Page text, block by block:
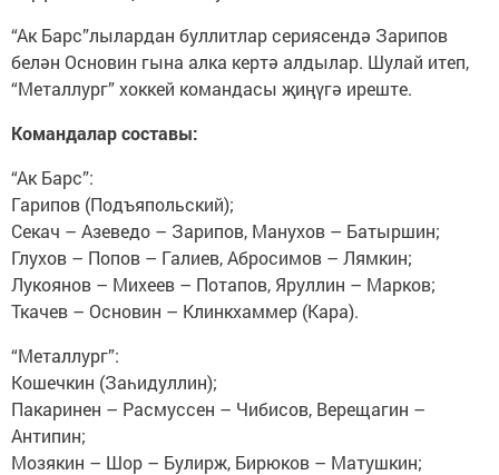
“Ак Барс”лылардан буллитлар сериясендә Зарипов
белән Основин гына алка кертә алдылар. Шулай итеп,
“Металлург” хоккей командасы җиңүгә иреште.
Командалар составы:
“Ак Барс”:
Гарипов (Подъяпольский);
Секач – Азеведо – Зарипов, Манухов – Батыршин;
Глухов – Попов – Галиев, Абросимов – Лямкин;
Лукоянов – Михеев – Потапов, Яруллин – Марков;
Ткачев – Основин – Клинкхаммер (Кара).
“Металлург”:
Кошечкин (Заһидуллин);
Пакаринен – Расмуссен – Чибисов, Верещагин –
Антипин;
Мозякин – Шор – Булирж, Бирюков – Матушкин;